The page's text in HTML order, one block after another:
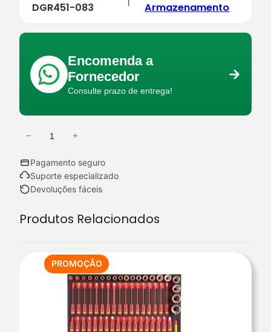
DGR451-083
Armazenamento
Encomenda a
Fornecedor
Consulte prazo de entrega!
a
n
i
− +
Pagamento seguro
Suporte especializado
Devoluções fáceis
Produtos Relacionados
PROMOÇÃOPRODUTO
EM
PROMOÇÃO